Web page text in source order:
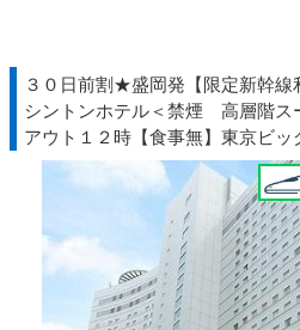
３０日前割★盛岡発【限定新幹
シントンホテル＜禁煙 高層階ス
アウト１２時【食事無】東京ビ
Ｒ夏◇ＪＲきっぷ駅受取